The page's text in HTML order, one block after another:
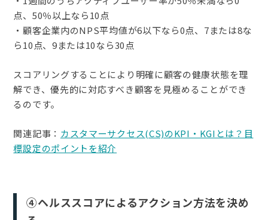
点、50％以上なら10点
・顧客企業内のNPS平均値が6以下なら0点、7または8な
ら10点、9または10なら30点
スコアリングすることにより明確に顧客の健康状態を理
解でき、優先的に対応すべき顧客を見極めることができ
るのです。
関連記事： カスタマーサクセス(CS)のKPI・KGIとは？目
標設定のポイントを紹介
④ヘルススコアによるアクション方法を決め